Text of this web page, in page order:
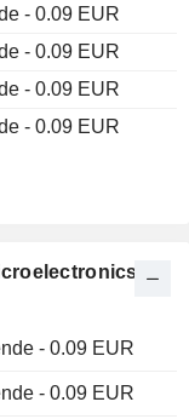
- 0.09 EUR
- 0.09 EUR
- 0.09 EUR
- 0.09 EUR
- 0.09 EUR
- 0.09 EUR